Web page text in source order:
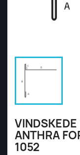
ANTHRA
1052